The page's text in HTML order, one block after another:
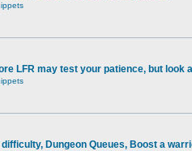
LFR may test your patience, but look
difficulty, Dungeon Queues, Boost a